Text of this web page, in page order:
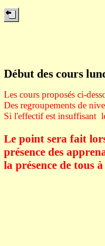
Début des cours
Les cours proposés ci-
Des regroupements de
Si l'effectif est insuffisant
Le point sera fait
présence des
la présence de tous